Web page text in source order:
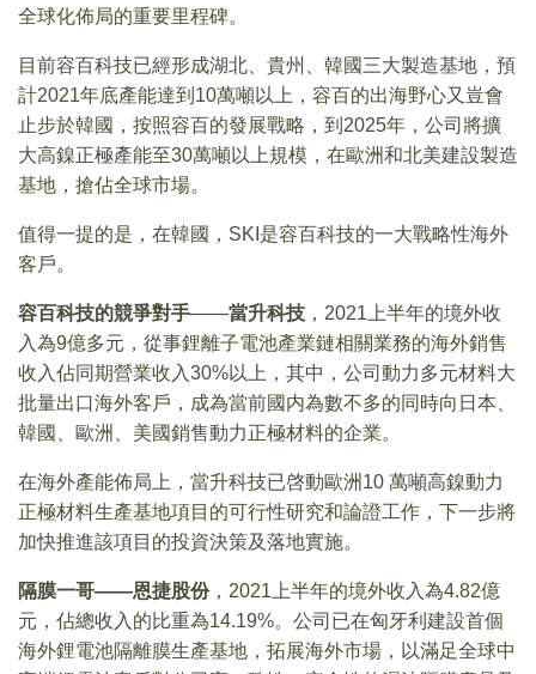
全球化佈局的重要里程碑。
目前容百科技已經形成湖北、貴州、韓國三大製造基地，預
計2021年底產能達到10萬噸以上，容百的出海野心又豈會
止步於韓國，按照容百的發展戰略，到2025年，公司將擴
大高鎳正極產能至30萬噸以上規模，在歐洲和北美建設製造
基地，搶佔全球市場。
值得一提的是，在韓國，SKI是容百科技的一大戰略性海外
客戶。
容百科技的競爭對手——當升科技 ，2021上半年的境外收
入為9億多元，從事鋰離子電池產業鏈相關業務的海外銷售
收入佔同期營業收入30%以上，其中，公司動力多元材料大
批量出口海外客戶，成為當前國内為數不多的同時向日本、
韓國、歐洲、美國銷售動力正極材料的企業。
在海外產能佈局上，當升科技已啓動歐洲10 萬噸高鎳動力
正極材料生產基地項目的可行性研究和論證工作，下一步將
加快推進該項目的投資決策及落地實施。
隔膜一哥——恩捷股份，2021上半年的境外收入為4.82億
元，佔總收入的比重為14.19%。公司已在匈牙利建設首個
海外鋰電池隔離膜生產基地，拓展海外市場，以滿足全球中